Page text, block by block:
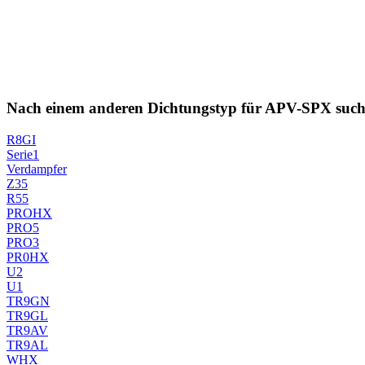
Nach einem anderen Dichtungstyp für APV-SPX
R8GI
Serie1
Verdampfer
Z35
R55
PROHX
PRO5
PRO3
PR0HX
U2
U1
TR9GN
TR9GL
TR9AV
TR9AL
WHX